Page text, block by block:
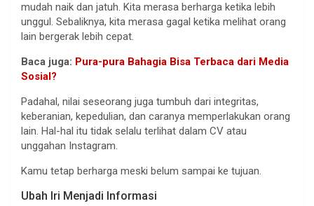
mudah naik dan jatuh. Kita merasa berharga ketika lebih
unggul. Sebaliknya, kita merasa gagal ketika melihat orang
lain bergerak lebih cepat.
Baca juga: Pura-pura Bahagia Bisa Terbaca dari Media
Sosial?
Padahal, nilai seseorang juga tumbuh dari integritas,
keberanian, kepedulian, dan caranya memperlakukan orang
lain. Hal-hal itu tidak selalu terlihat dalam CV atau
unggahan Instagram.
Kamu tetap berharga meski belum sampai ke tujuan.
Ubah Iri Menjadi Informasi